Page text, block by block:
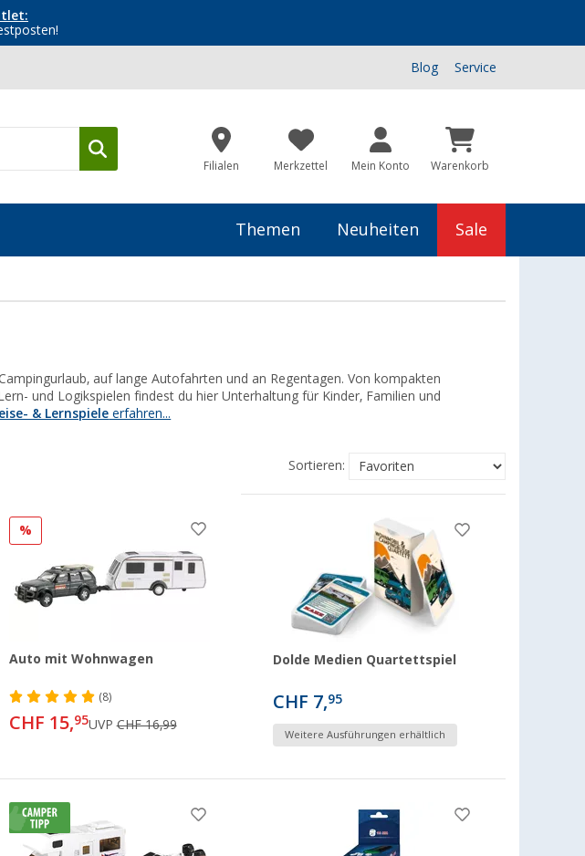
Blog Service
Filialen Merkzettel Mein Konto Warenkorb
Themen Neuheiten Sale
auf lange Autofahrten und an Regentagen. Von kompakten
und Logikspielen findest du hier Unterhaltung für Kinder, Familien und
& Lernspiele erfahren...
Sortieren:
%
Auto mit Wohnwagen
(8)
CHF 15,95UVPCHF 16,99
Dolde Medien Quartettspiel
CHF 7,95
Weitere Ausführungen erhältlich